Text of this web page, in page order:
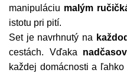
manipuláciu malým
istotu pri pití.
Set je navrhnutý na
cestách. Vďaka
každej domácnosti a